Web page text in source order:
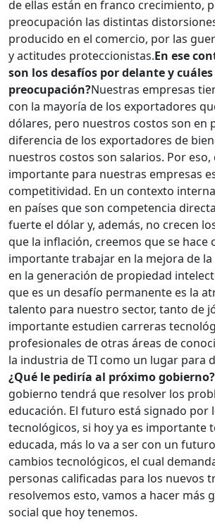
de ellas están en franco crecimiento,
preocupación las distintas
producido en el comercio, por las
y actitudes proteccionistas.En ese
son los desafíos por delante y
preocupación?Nuestras empresas
con la mayoría de los exportadores
dólares, pero nuestros costos son en
diferencia de los exportadores de
nuestros costos son salarios. Por eso,
importante para nuestras empresas
competitividad. En un contexto
en países que son competencia
fuerte el dólar y, además, no crecen
que la inflación, creemos que se hace
importante trabajar en la mejora de
en la generación de propiedad
que es un desafío permanente es la
talento para nuestro sector, tanto de
importante estudien carreras
profesionales de otras áreas de
la industria de TI como un lugar para
¿Qué le pediría al próximo gobierno?
gobierno tendrá que resolver los
educación. El futuro está signado por
tecnológicos, si hoy ya es importante
educada, más lo va a ser con un
cambios tecnológicos, el cual
personas calificadas para los nuevos
resolvemos esto, vamos a hacer más
social que hoy tenemos.